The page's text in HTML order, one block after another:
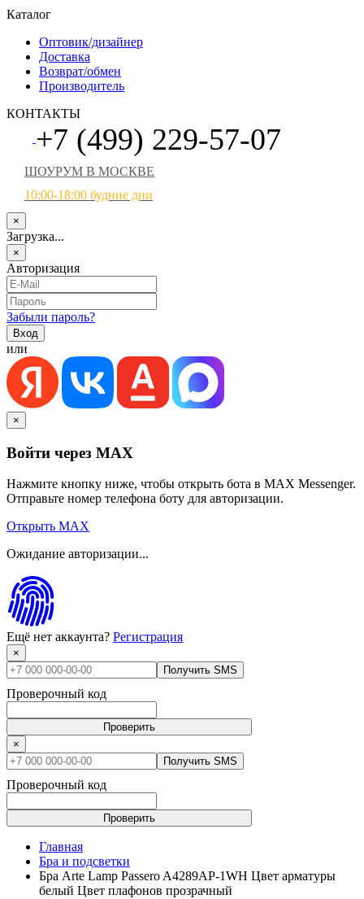
Каталог
Оптовик/дизайнер
Доставка
Возврат/обмен
Производитель
КОНТАКТЫ
+7 (499) 229-57-07
ШОУРУМ В МОСКВЕ
10:00-18:00 будние дни
×
Загрузка...
×
Авторизация
Забыли пароль?
или
×
Войти через MAX
Нажмите кнопку ниже, чтобы открыть бота в MAX Messenger.
Отправьте номер телефона боту для авторизации.
Открыть MAX
Ожидание авторизации...
Ещё нет аккаунта? Регистрация
×
Получить SMS
Проверочный код
Проверить
×
Получить SMS
Проверочный код
Проверить
Главная
Бра и подсветки
Бра Arte Lamp Passero A4289AP-1WH Цвет арматуры
белый Цвет плафонов прозрачный